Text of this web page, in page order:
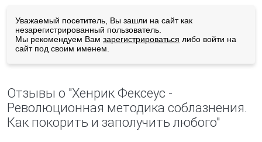
Уважаемый посетитель, Вы зашли на сайт как
незарегистрированный пользователь.
Мы рекомендуем Вам зарегистрироваться либо войти на
сайт под своим именем.
Отзывы о "Хенрик Фексеус -
Революционная методика соблазнения.
Как покорить и заполучить любого"